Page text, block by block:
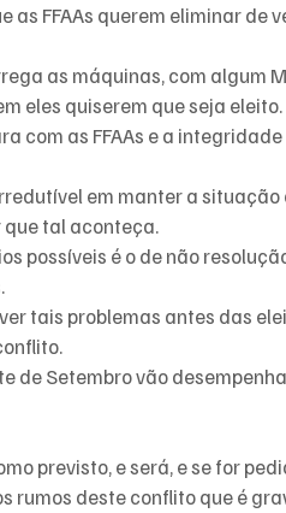
as FFAAs querem eliminar de
as máquinas, com algum
eles quiserem que seja eleito.
com as FFAAs e a
em manter a situação
tal aconteça.
possíveis é o de não
tais problemas antes das
de Setembro vão
previsto, e será, e se for
rumos deste conflito que é